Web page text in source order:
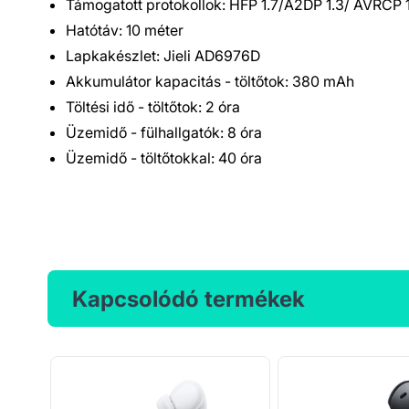
Támogatott protokollok: HFP 1.7/A2DP 1.3/ AVRCP
Hatótáv: 10 méter
Lapkakészlet: Jieli AD6976D
Akkumulátor kapacitás - töltőtok: 380 mAh
Töltési idő - töltőtok: 2 óra
Üzemidő - fülhallgatók: 8 óra
Üzemidő - töltőtokkal: 40 óra
Kapcsolódó termékek